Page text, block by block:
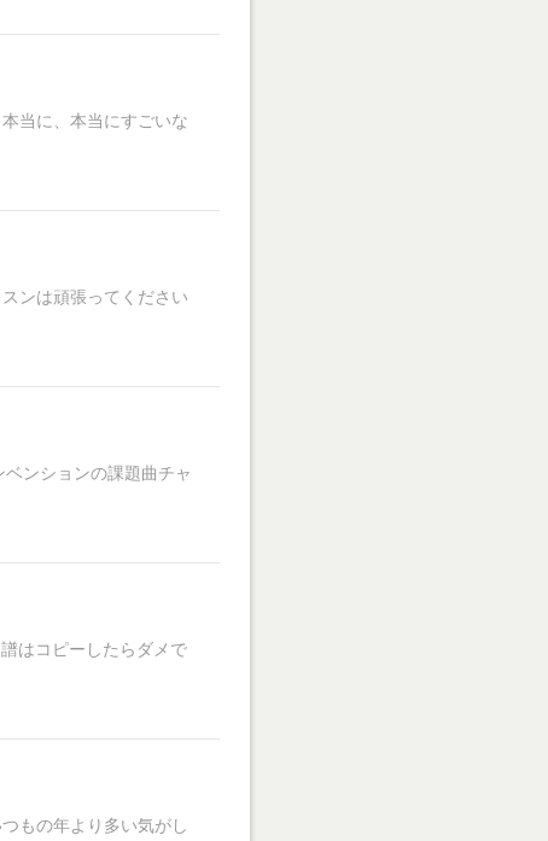
当に、本当にすごいな
ンは頑張ってください
ンションの課題曲チャ
はコピーしたらダメで
もの年より多い気がし